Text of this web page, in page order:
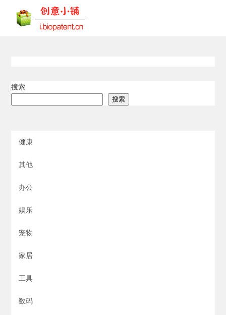
搜索
搜索
健康
其他
办公
娱乐
宠物
家居
工具
数码